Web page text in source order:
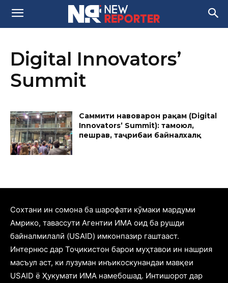
Digital Innovators’
Summit
Саммити навоваронӣ рақамӣ (Digital
Innovators’ Summit): тамоюл,
пешравӣ, таҷрибаи байналхалқӣ
Cохтани ин сомона ба шарофати кӯмаки мардуми
Амрико, тавассути Агентии ИМА оид ба рушди
байналмилалӣ (USAID) имконпазир гаштааст.
Интернюс дар Тоҷикистон барои муҳтавои ин нашрия
масъул аст, ки лузуман инъикоскунандаи мавқеи
USAID ё Ҳукумати ИМА намебошад. Интишорот дар